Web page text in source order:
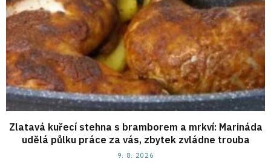
Zlatavá kuřecí stehna s bramborem a mrkví: Marináda
udělá půlku práce za vás, zbytek zvládne trouba
9. 8. 2026